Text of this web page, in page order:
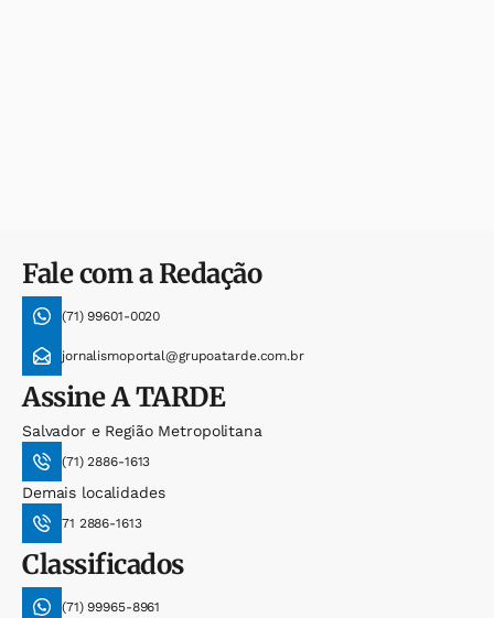
Fale com a Redação
(71) 99601-0020
jornalismoportal@grupoatarde.com.br
AssineA TARDE
Salvador e Região Metropolitana
(71) 2886-1613
Demais localidades
71 2886-1613
Classificados
(71) 99965-8961